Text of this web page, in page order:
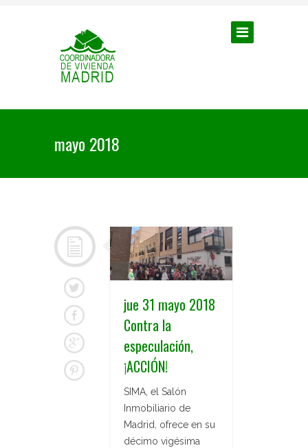
mayo 2018
jue 31 mayo 2018
Contra la
especulación,
¡ACCIÓN!
SIMA, el Salón
Inmobiliario de
Madrid, ofrece en su
décimo vigésima